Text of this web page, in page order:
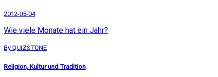
2012-05-04
Wie viele Monate hat ein Jahr?
By QUIZSTONE
Religion, Kultur und Tradition